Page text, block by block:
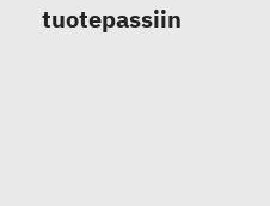
tuotepassiin